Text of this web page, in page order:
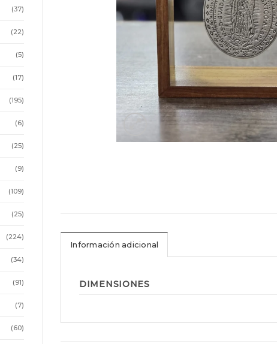
(37)
(22)
(5)
(17)
(195)
(6)
(25)
(9)
(109)
(25)
(224)
(34)
(91)
(7)
(60)
Información adicional
DIMENSIONES